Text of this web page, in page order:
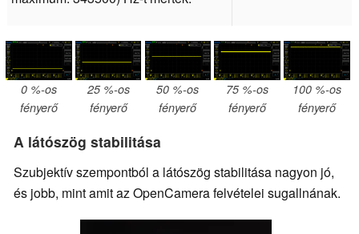
0 %-os
fényerő
25 %-os
fényerő
50 %-os
fényerő
75 %-os
fényerő
100 %-os
fényerő
A látószög stabilitása
Szubjektív szempontból a látószög stabilitása nagyon jó,
és jobb, mint amit az OpenCamera felvételei sugallnának.